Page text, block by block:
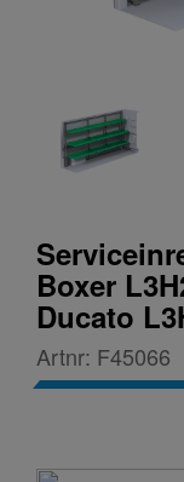
Boxer
Ducato
Artnr: F45066